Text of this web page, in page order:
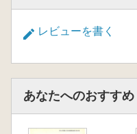
レビューを書く
あなたへのおすすめ